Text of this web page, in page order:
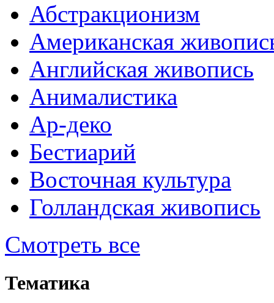
Абстракционизм
Американская
Английская живопись
Анималистика
Ар-деко
Бестиарий
Восточная культура
Голландская живопись
Смотреть все
Тематика